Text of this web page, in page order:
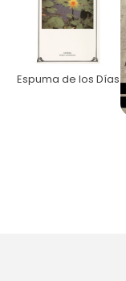
Espuma de los Días